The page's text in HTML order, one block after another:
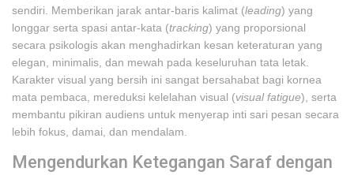
sendiri. Memberikan jarak antar-baris kalimat (leading) yang
longgar serta spasi antar-kata (tracking) yang proporsional
secara psikologis akan menghadirkan kesan keteraturan yang
elegan, minimalis, dan mewah pada keseluruhan tata letak.
Karakter visual yang bersih ini sangat bersahabat bagi kornea
mata pembaca, mereduksi kelelahan visual (visual fatigue), serta
membantu pikiran audiens untuk menyerap inti sari pesan secara
lebih fokus, damai, dan mendalam.
Mengendurkan Ketegangan Saraf dengan